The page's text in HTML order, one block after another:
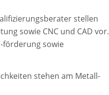
stellen
sowie CNC und CAD vor.
förderung sowie
stehen am Metall-